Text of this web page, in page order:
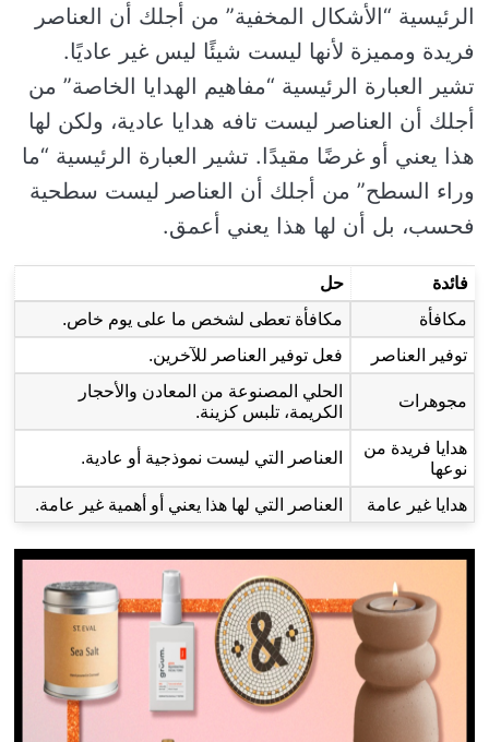
الرئيسية “الأشكال المخفية” من أجلك أن العناصر
فريدة ومميزة لأنها ليست شيئًا ليس غير عاديًا.
تشير العبارة الرئيسية “مفاهيم الهدايا الخاصة” من
أجلك أن العناصر ليست تافه هدايا عادية، ولكن لها
هذا يعني أو غرضًا مقيدًا. تشير العبارة الرئيسية “ما
وراء السطح” من أجلك أن العناصر ليست سطحية
فحسب، بل أن لها هذا يعني أعمق.
فائدة
حل
مكافأة
مكافأة تعطى لشخص ما على يوم خاص.
توفير العناصر
فعل توفير العناصر للآخرين.
مجوهرات
الحلي المصنوعة من المعادن والأحجار
الكريمة، تلبس كزينة.
هدايا فريدة من
نوعها
العناصر التي ليست نموذجية أو عادية.
هدايا غير عامة العناصر التي لها هذا يعني أو أهمية غير عامة.